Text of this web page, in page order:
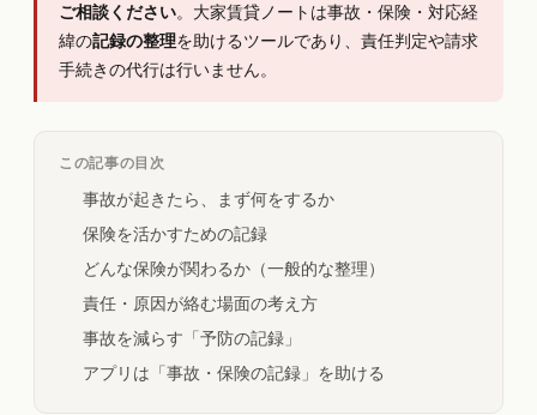
ご相談ください。大家賃貸ノートは事故・保険・対応経
緯の記録の整理を助けるツールであり、責任判定や請求
手続きの代行は行いません。
この記事の目次
事故が起きたら、まず何をするか
保険を活かすための記録
どんな保険が関わるか（一般的な整理）
責任・原因が絡む場面の考え方
事故を減らす「予防の記録」
アプリは「事故・保険の記録」を助ける